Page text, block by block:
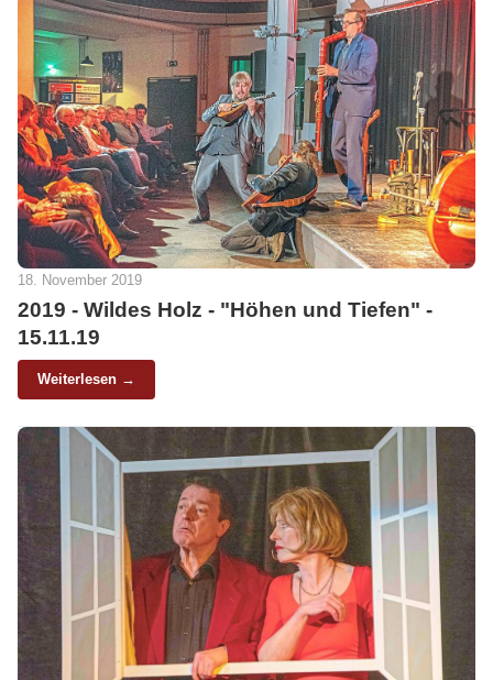
18. November 2019
2019 - Wildes Holz - "Höhen und Tiefen" -
15.11.19
Weiterlesen →